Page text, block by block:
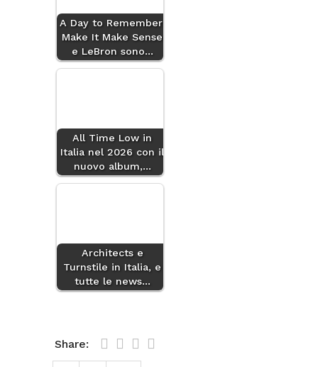
A Day to Remember:
Make It Make Sense
e LeBron sono…
All Time Low in
Italia nel 2026 con il
nuovo album,…
Architects e
Turnstile in Italia, e
tutte le news…
Share: